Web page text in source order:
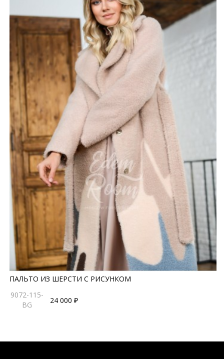
ПАЛЬТО ИЗ ШЕРСТИ С РИСУНКОМ
9072-115-
BG
24 000 ₽